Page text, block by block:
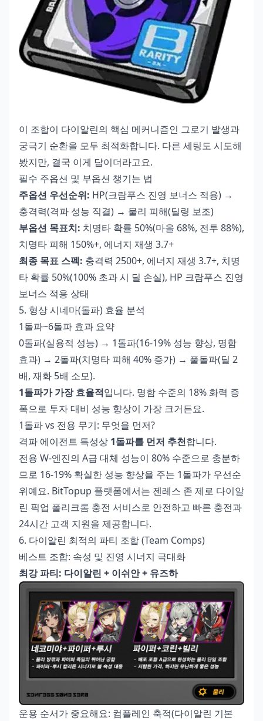
이 조합이 다이알린의 핵심 메커니즘인 그로기 발생과
궁극기 순환을 모두 최적화합니다. 다른 세팅도 시도해
봤지만, 결국 이게 답이더라고요.
필수 주옵션 및 부옵션 챙기는 법
주옵션 우선순위: HP(크람푸스 진영 보너스 적용) →
충격력(격파 성능 직결) → 물리 피해(딜링 보조)
부옵션 목표치: 치명타 확률 50%(마을 68%, 전투 88%),
치명타 피해 150%+, 에너지 재생 3.7+
최종 목표 스펙: 충격력 2500+, 에너지 재생 3.7+, 치명
타 확률 50%(100% 초과 시 딜 손실), HP 크람푸스 진영
보너스 적용 상태
5. 형상 시네마(돌파) 효율 분석
1돌파~6돌파 효과 요약
0돌파(실용적 성능) → 1돌파(16-19% 성능 향상, 명함
효과) → 2돌파(치명타 피해 40% 증가) → 풀돌파(딜 2
배, 재화 5배 소모).
1돌파가 가장 효율적입니다. 명함 수준의 18% 화력 증
폭으로 투자 대비 성능 향상이 가장 크거든요.
1돌파 vs 전용 무기: 무엇을 먼저?
격파 에이전트 특성상 1돌파를 먼저 추천합니다.
전용 W-엔진의 A급 대체 성능이 80% 수준으로 충분하
므로 16-19% 확실한 성능 향상을 주는 1돌파가 우선순
위예요. BitTopup 플랫폼에서는 젠레스 존 제로 다이알
린 픽업 폴리크롬 충전 서비스로 안전하고 빠른 충전과
24시간 고객 지원을 제공합니다.
6. 다이알린 최적의 파티 조합 (Team Comps)
베스트 조합: 속성 및 진영 시너지 극대화
최강 파티: 다이알린 + 이쉬안 + 유즈하
운용 순서가 중요해요: 컴플레인 축적(다이알린 기본